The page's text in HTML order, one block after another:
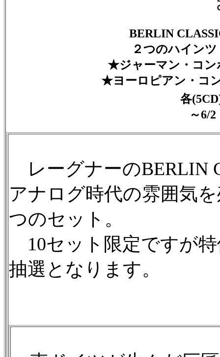
BERLIN
２つのハイン
★ジャーマン・コン
★ヨーロピアン・コ
各
～6/
レーグナーのBERLIN
アナログ時代の雰囲気
つのセット。
10セット限定ですが
抽選となります。